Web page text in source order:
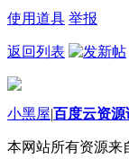
使用道具 举报
返回列表
小黑屋|百度云资源
本网站所有资源来